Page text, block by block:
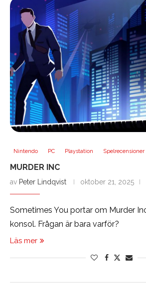
Nintendo PC Playstation Spelrecensioner
MURDER INC
av Peter Lindqvist oktober 21, 2025
Sometimes You portar om Murder
konsol. Frågan är bara varför?
Läs mer